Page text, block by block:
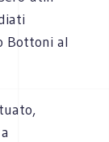
Bottoni al